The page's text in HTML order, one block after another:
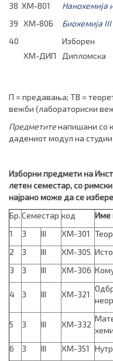
38 ХМ-801
Нанохемија
39 ХМ-80Б
Биохемија III
40
Изборен
ХМ-ДИП
Дипломска
П = предавања; ТВ =
вежби (лабораториски
Предметитенапишани со
дадениот модул на студии
Изборни предмети на
летен семестар, со
најрано може да се
Бр.Семестар код Име
1
З III ХМ-301
2
З III ХМ-305
3
З III ХМ-306
4 З III ХМ-321
5 З III ХМ-332
6 З III ХМ-351